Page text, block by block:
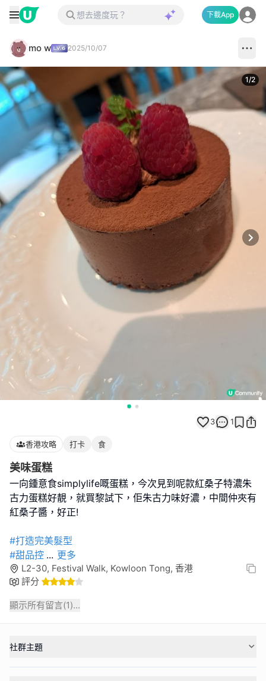
下載App
mo w 2025/10/07
1/2
3 1
香港攻略 打卡 食
美味蛋糕
一向鍾意食simplylife嘅蛋糕，今次見到呢款紅桑子特濃朱
古力蛋糕好靚，就買黎試下，佢朱古力味好濃，中間仲夾有
紅桑子醬，好正!
#打造完美髮型
#甜品控 ... 更多
L2-30, Festival Walk, Kowloon Tong, 香港
評分
顯示所有留言(1)...
社群主題